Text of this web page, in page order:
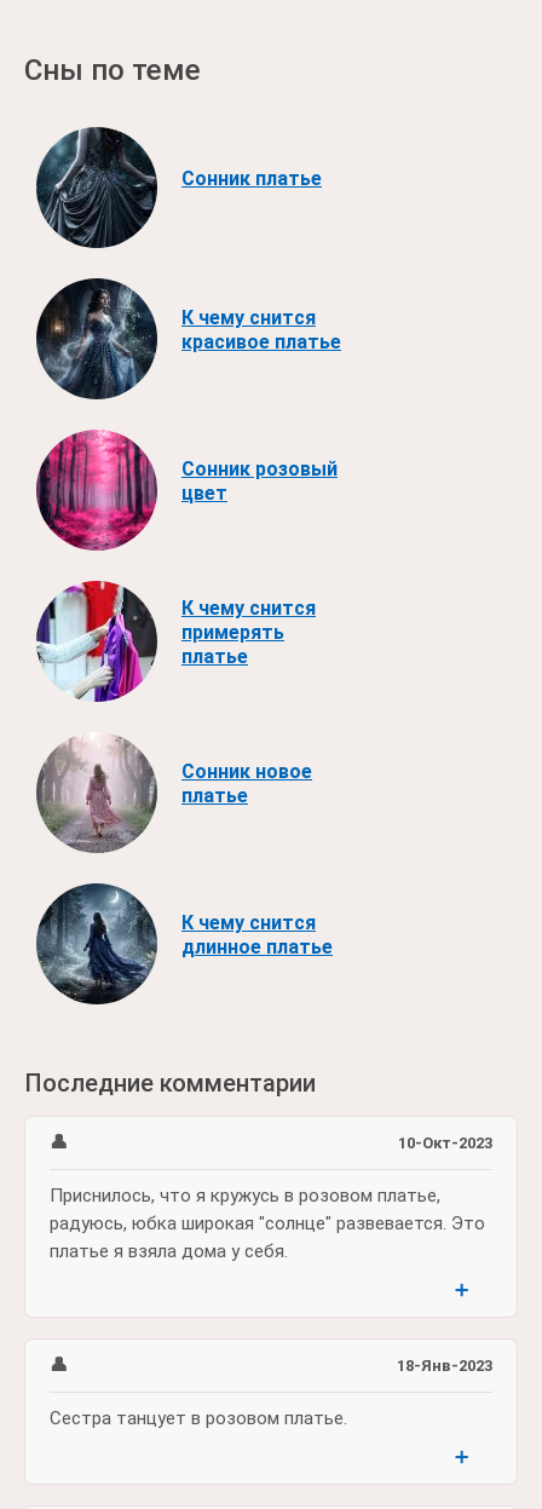
Сны по теме
Сонник платье
К чему снится
красивое платье
Сонник розовый
цвет
К чему снится
примерять
платье
Сонник новое
платье
К чему снится
длинное платье
Последние комментарии
10-Окт-2023
👤
Приснилось, что я кружусь в розовом платье,
радуюсь, юбка широкая "солнце" развевается. Это
платье я взяла дома у себя.
➕
18-Янв-2023
👤
Сестра танцует в розовом платье.
➕